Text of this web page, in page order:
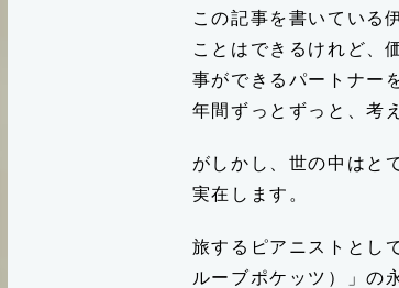
この記事を書いている
ことはできるけれど、
事ができるパートナー
年間ずっとずっと、考
がしかし、世の中はと
実在します。
旅するピアニストとし
ルーブポケッツ）」の